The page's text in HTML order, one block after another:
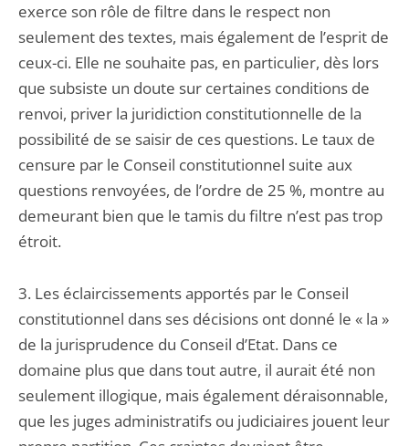
exerce son rôle de filtre dans le respect non
seulement des textes, mais également de l’esprit de
ceux-ci. Elle ne souhaite pas, en particulier, dès lors
que subsiste un doute sur certaines conditions de
renvoi, priver la juridiction constitutionnelle de la
possibilité de se saisir de ces questions. Le taux de
censure par le Conseil constitutionnel suite aux
questions renvoyées, de l’ordre de 25 %, montre au
demeurant bien que le tamis du filtre n’est pas trop
étroit.
3. Les éclaircissements apportés par le Conseil
constitutionnel dans ses décisions ont donné le « la »
de la jurisprudence du Conseil d’Etat. Dans ce
domaine plus que dans tout autre, il aurait été non
seulement illogique, mais également déraisonnable,
que les juges administratifs ou judiciaires jouent leur